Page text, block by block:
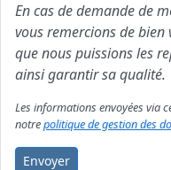
En cas de demande de
vous remercions de
que nous puissions les
ainsi garantir sa qualité.
Les informations envoyées via
notrepolitique de gestion des
Envoyer